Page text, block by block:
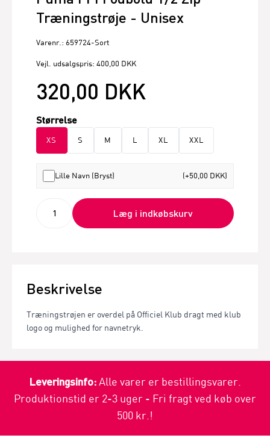
Træningstrøje - Unisex
Varenr.: 659724-Sort
Vejl. udsalgspris: 400,00 DKK
320,00 DKK
Størrelse
XS S M L XL XXL
Lille Navn (Bryst) (+50,00 DKK)
Læg i indkøbskurv
Beskrivelse
Træningstrøjen er overdel på Officiel Klub dragt med klub
logo og mulighed for navnetryk.
Leveringsinfo:Alle varer er bestillingsvarer.
Produktionstid er 2-3 uger - Fri fragt ved køb over
500 kr.!